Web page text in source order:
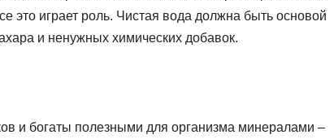
это играет роль. Чистая вода должна быть основой
и ненужных химических добавок.
и богаты полезными для организма минералами –